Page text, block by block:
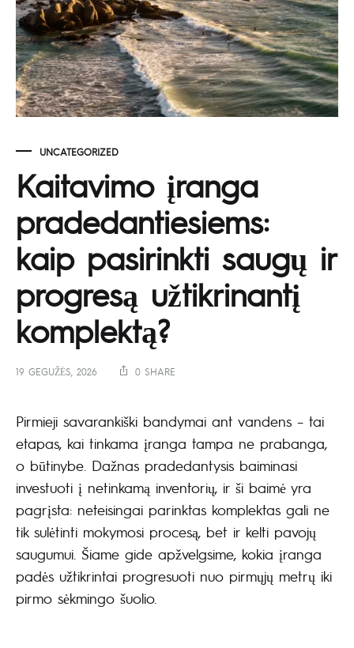
UNCATEGORIZED
Kaitavimo įranga
pradedantiesiems:
kaip pasirinkti saugų ir
progresą užtikrinantį
komplektą?
19 GEGUŽĖS, 2026 0 SHARE
Pirmieji savarankiški bandymai ant vandens – tai
etapas, kai tinkama įranga tampa ne prabanga,
o būtinybe. Dažnas pradedantysis baiminasi
investuoti į netinkamą inventorių, ir ši baimė yra
pagrįsta: neteisingai parinktas komplektas gali ne
tik sulėtinti mokymosi procesą, bet ir kelti pavojų
saugumui. Šiame gide apžvelgsime, kokia įranga
padės užtikrintai progresuoti nuo pirmųjų metrų iki
pirmo sėkmingo šuolio.